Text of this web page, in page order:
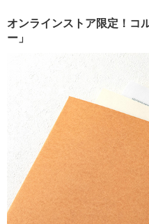
オンラインストア限定！コ
ー」